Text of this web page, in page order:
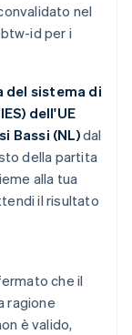
nel
id per i
del sistema di
dell'UE
Bassi (NL)dal
della partita
alla tua
il risultato
che il
ragione
è valido,